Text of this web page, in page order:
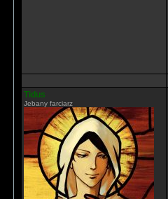
Tidus
Jebany farciarz